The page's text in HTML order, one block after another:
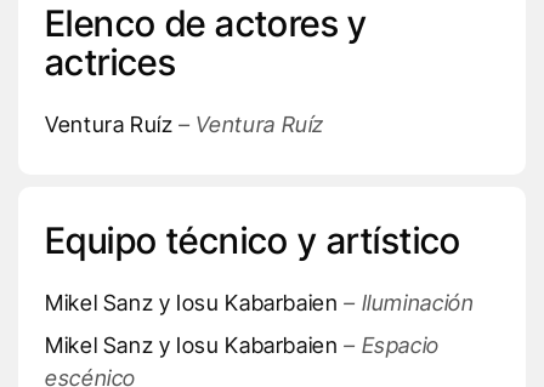
Elenco de actores y
actrices
Ventura Ruíz – Ventura Ruíz
Equipo técnico y artístico
Mikel Sanz y Iosu Kabarbaien – Iluminación
Mikel Sanz y Iosu Kabarbaien – Espacio
escénico